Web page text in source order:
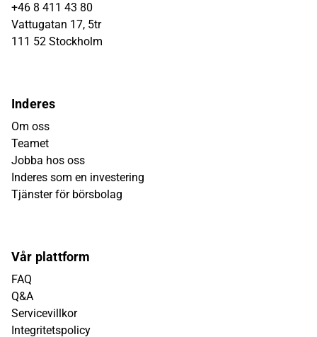
+46 8 411 43 80
Vattugatan 17, 5tr
111 52 Stockholm
Inderes
Om oss
Teamet
Jobba hos oss
Inderes som en investering
Tjänster för börsbolag
Vår plattform
FAQ
Q&A
Servicevillkor
Integritetspolicy